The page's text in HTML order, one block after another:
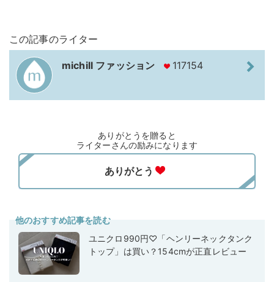
この記事のライター
michill ファッション 117154
ありがとうを贈ると
ライターさんの励みになります
他のおすすめ記事を読む
ユニクロ990円♡「ヘンリーネックタンク
トップ」は買い？154cmが正直レビュー